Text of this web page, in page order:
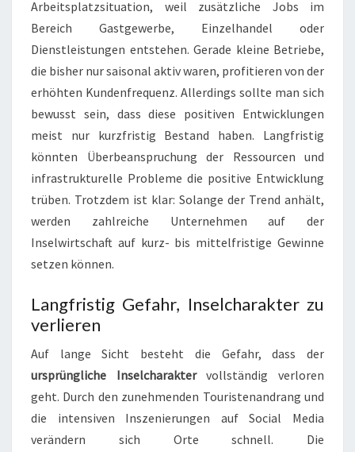
Arbeitsplatzsituation, weil zusätzliche Jobs im
Bereich Gastgewerbe, Einzelhandel oder
Dienstleistungen entstehen. Gerade kleine Betriebe,
die bisher nur saisonal aktiv waren, profitieren von der
erhöhten Kundenfrequenz. Allerdings sollte man sich
bewusst sein, dass diese positiven Entwicklungen
meist nur kurzfristig Bestand haben. Langfristig
könnten Überbeanspruchung der Ressourcen und
infrastrukturelle Probleme die positive Entwicklung
trüben. Trotzdem ist klar: Solange der Trend anhält,
werden zahlreiche Unternehmen auf der
Inselwirtschaft auf kurz- bis mittelfristige Gewinne
setzen können.
Langfristig Gefahr, Inselcharakter zu
verlieren
Auf lange Sicht besteht die Gefahr, dass der
ursprüngliche Inselcharaktervollständig verloren
geht. Durch den zunehmenden Touristenandrang und
die intensiven Inszenierungen auf Social Media
verändern sich Orte schnell. Die